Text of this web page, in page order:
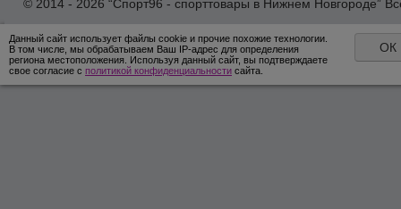
© 2014 - 2026 “Спорт96 - спорттовары в Нижнем Новгороде”
Данный сайт использует файлы cookie и прочие похожие технологии.
В том числе, мы обрабатываем Ваш IP-адрес для определения
региона местоположения. Используя данный сайт, вы подтверждаете
свое согласие с политикой конфиденциальности сайта.
ОК